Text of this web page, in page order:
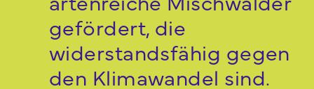
gefördert, die
widerstandsfähig gegen
den Klimawandel sind.